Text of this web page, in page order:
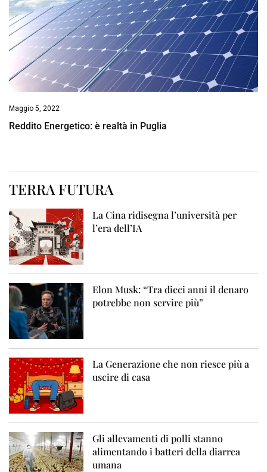
Maggio 5, 2022
Reddito Energetico: è realtà in Puglia
TERRA FUTURA
La Cina ridisegna l’università per
l’era dell’IA
Elon Musk: “Tra dieci anni il denaro
potrebbe non servire più”
La Generazione che non riesce più a
uscire di casa
Gli allevamenti di polli stanno
alimentando i batteri della diarrea
umana